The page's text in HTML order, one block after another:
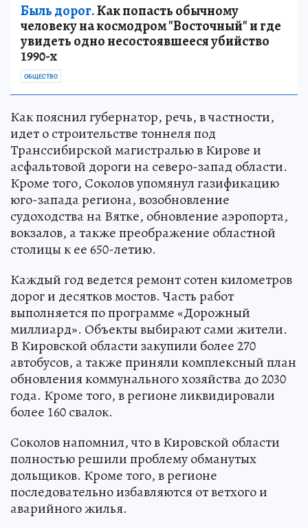
Быль дорог.Как попасть обычному
человеку на космодром "Восточный" и где
увидеть одно несостоявшееся убийство
1990-х
ОБЩЕСТВО
Как пояснил губернатор, речь, в частности,
идет о строительстве тоннеля под
Транссибирской магистралью в Кирове и
асфальтовой дороги на северо-запад области.
Кроме того, Соколов упомянул газификацию
юго-запада региона, возобновление
судоходства на Вятке, обновление аэропорта,
вокзалов, а также преображение областной
столицы к ее 650-летию.
Каждый год ведется ремонт сотен километров
дорог и десятков мостов. Часть работ
выполняется по программе «Дорожный
миллиард». Объекты выбирают сами жители.
В Кировской области закупили более 270
автобусов, а также приняли комплексный план
обновления коммунального хозяйства до 2030
года. Кроме того, в регионе ликвидировали
более 160 свалок.
Соколов напомнил, что в Кировской области
полностью решили проблему обманутых
дольщиков. Кроме того, в регионе
последовательно избавляются от ветхого и
аварийного жилья.